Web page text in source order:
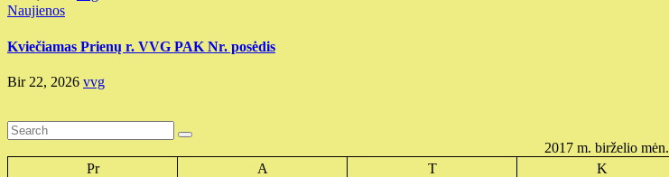
Naujienos
Kviečiamas Prienų r. VVG PAK Nr. posėdis
Bir 22, 2026 vvg
2017 m. birželio mėn.
Pr
A T K